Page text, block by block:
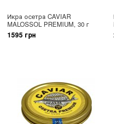
Икра осетра CAVIAR
MALOSSOL PREMIUM, 30 г
1595 грн